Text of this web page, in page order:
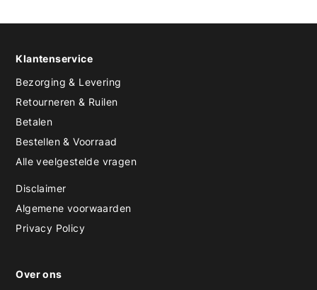
Klantenservice
Bezorging & Levering
Retourneren & Ruilen
Betalen
Bestellen & Voorraad
Alle veelgestelde vragen
Disclaimer
Algemene voorwaarden
Privacy Policy
Over ons